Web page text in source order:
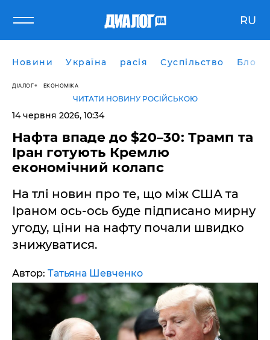
RU
Новини Україна расія Суспільство Блоги
ДІАЛОГ ЕКОНОМІКА
ЧИТАТИ НОВИНУ РОСІЙСЬКОЮ
14 червня 2026, 10:34
​Нафта впаде до $20–30: Трамп та
Іран готують Кремлю
економічний колапс
На тлі новин про те, що між США та
Іраном ось-ось буде підписано мирну
угоду, ціни на нафту почали швидко
знижуватися.
Автор: Татьяна Шевченко